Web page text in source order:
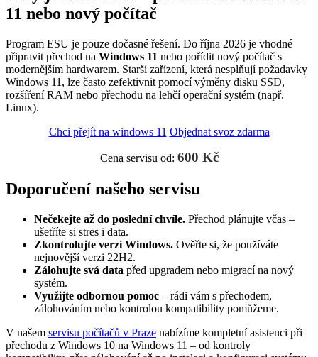
11 nebo nový počítač
Program ESU je pouze dočasné řešení. Do října 2026 je vhodné
připravit přechod na Windows 11 nebo pořídit nový počítač s
modernějším hardwarem. Starší zařízení, která nesplňují požadavky
Windows 11, lze často zefektivnit pomocí výměny disku SSD,
rozšíření RAM nebo přechodu na lehčí operační systém (např.
Linux).
Chci přejít na windows 11 Objednat svoz zdarma
Cena servisu od: 600 Kč
Doporučení našeho servisu
Nečekejte až do poslední chvíle. Přechod plánujte včas –
ušetříte si stres i data.
Zkontrolujte verzi Windows. Ověřte si, že používáte
nejnovější verzi 22H2.
Zálohujte svá data před upgradem nebo migrací na nový
systém.
Využijte odbornou pomoc – rádi vám s přechodem,
zálohováním nebo kontrolou kompatibility pomůžeme.
V našem servisu počítačů v Praze nabízíme kompletní asistenci při
přechodu z Windows 10 na Windows 11 – od kontroly